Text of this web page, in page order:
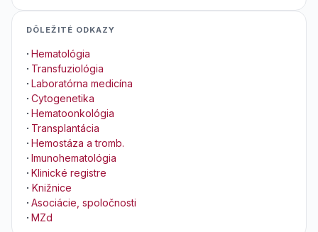
DÔLEŽITÉ ODKAZY
· Hematológia
· Transfuziológia
· Laboratórna medicína
· Cytogenetika
· Hematoonkológia
· Transplantácia
· Hemostáza a tromb.
· Imunohematológia
· Klinické registre
· Knižnice
· Asociácie, spoločnosti
· MZd